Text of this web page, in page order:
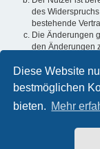
Diese Website
bestmöglichen
bieten. Mehr
des
bestehende
Die Änderungen
den Änderungen
Informationen über
sind in der
Powered